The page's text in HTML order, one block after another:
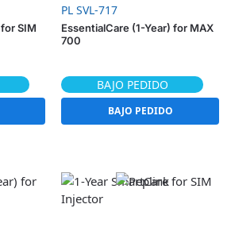
SIM
PL SVL-717
EssentialCare (1-Year) for MAX
700
BAJO PEDIDO
BAJO PEDIDO